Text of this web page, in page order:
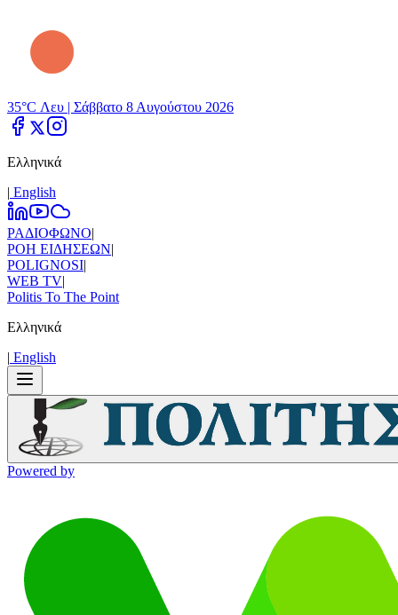
35°C Λευ | Σάββατο 8 Αυγούστου 2026
Ελληνικά
| Εnglish
ΡΑΔΙΟΦΩΝΟ|
ΡΟΗ ΕΙΔΗΣΕΩΝ|
POLIGNOSI|
WEB TV|
Politis To The Point
Ελληνικά
| Εnglish
Powered by